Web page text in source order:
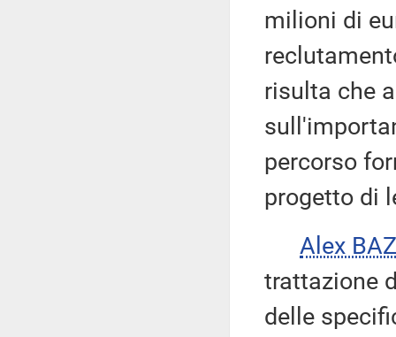
milioni di
risulta che
percorso
progetto di
Alex
trattazione
delle